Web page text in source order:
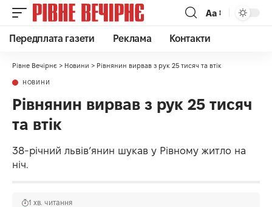
Аа
Передплата газети Реклама Контакти
Рівне Вечірнє > Новини > Рівнянин вирвав з рук 25 тисяч та втік
НОВИНИ
Рівнянин вирвав з рук 25 тисяч
та втік
38-річний львів’янин шукав у Рівному житло на
ніч.
1 хв. читання